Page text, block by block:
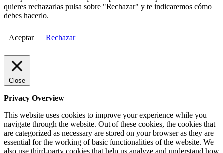
quieres rechazarlas pulsa sobre "Rechazar" y te indicaremos cómo
debes hacerlo.
Aceptar Rechazar
Close
Privacy Overview
This website uses cookies to improve your experience while you
navigate through the website. Out of these cookies, the cookies that
are categorized as necessary are stored on your browser as they are
essential for the working of basic functionalities of the website. We
also use third-party cookies that help us analyze and understand how